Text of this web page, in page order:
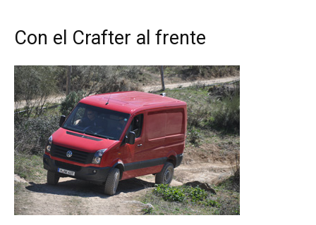
Con el Crafter al frente